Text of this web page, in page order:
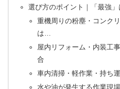
選び方のポイント｜「最強
重機周りの粉塵・コンク
は…
屋内リフォーム・内装工
合
車内清掃・軽作業・持ち
水や油が発生する作業現